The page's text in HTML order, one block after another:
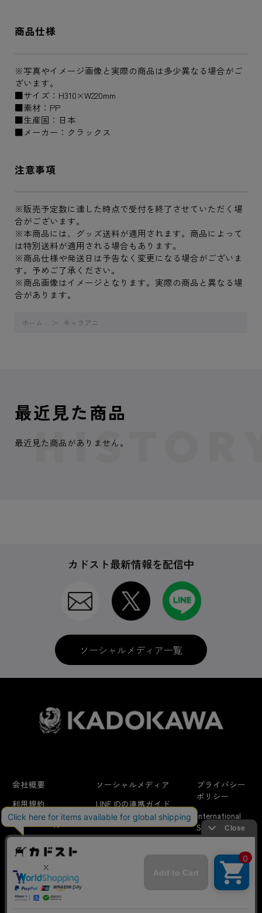
商品仕様
※写真やイメージ画像と実際の商品は多少異なる場合がご
ざいます。
■サイズ：H310×W220mm
■素材：PP
■生産国：日本
■メーカー：クラックス
注意事項
※販売予定数に達した時点で受付を終了させていただく場
合がございます。
※本商品には、グッズ送料が適用されます。商品によって
は特別送料が適用される場合もあります。
※商品仕様や発送日は予告なく変更になる場合がございま
す。予めご了承ください。
※商品画像はイメージとなります。実際の商品と異なる場
合があります。
ホーム キャラアニ
最近見た商品
最近見た商品がありません。
カドスト最新情報を配信中
ソーシャルメディア一覧
会社概要
利用規約
はじめての方へ
ソーシャルメディア
LINE IDの連携ガイド
FAQ
プライバシー
ポリシー
International
Shipping
リクエスト
当サイトでは利用体験の向上およびコンテンツの最適な提供、ト
ラフィックの分析を目的としてCookieを使用しています。
サイトの閲覧を継続された場合、Cookieの利用に同意したことも
のといたします。
詳細については